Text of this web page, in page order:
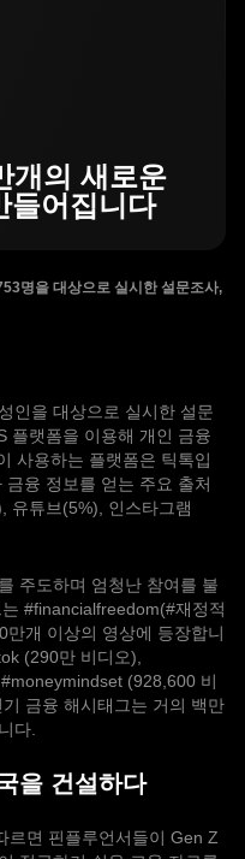
개의 새로운
들어집니다
명을 대상으로 실시한 설문조사,
인을 대상으로 실시한 설문
플랫폼을 이용해 개인 금융
사용하는 플랫폼은 틱톡입
융 정보를 얻는 주요 출처
유튜브(5%), 인스타그램
주도하며 엄청난 참여를 불
#financialfreedom(#재정적
개 이상의 영상에 등장합니
(290만 비디오),
(928,600 비
금융 해시태그는 거의 백만
다.
을 건설하다
르면 핀플루언서들이 Gen Z